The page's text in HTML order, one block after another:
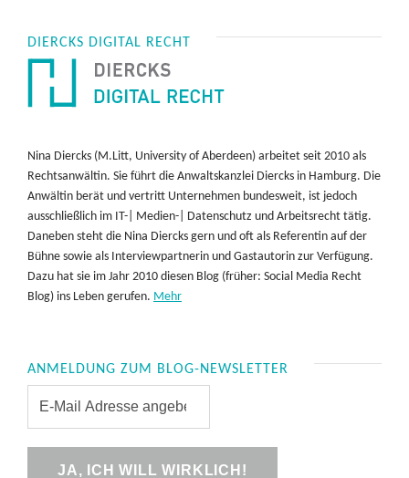
DIERCKS DIGITAL RECHT
Nina Diercks (M.Litt, University of Aberdeen) arbeitet seit 2010 als
Rechtsanwältin. Sie führt die Anwaltskanzlei Diercks in Hamburg. Die
Anwältin berät und vertritt Unternehmen bundesweit, ist jedoch
ausschließlich im IT-| Medien-| Datenschutz und Arbeitsrecht tätig.
Daneben steht die Nina Diercks gern und oft als Referentin auf der
Bühne sowie als Interviewpartnerin und Gastautorin zur Verfügung.
Dazu hat sie im Jahr 2010 diesen Blog (früher: Social Media Recht
Blog) ins Leben gerufen. Mehr
ANMELDUNG ZUM BLOG-NEWSLETTER